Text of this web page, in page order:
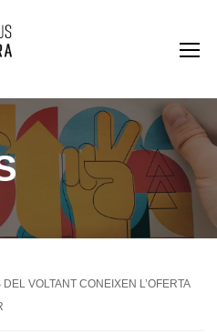
VOLTANT CONEIXEN L’OFERTA